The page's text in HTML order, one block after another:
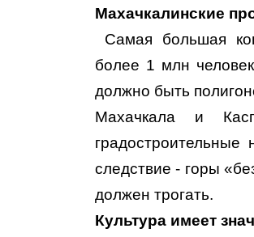
Махачкалинские
Самая большая
более 1 млн
должно быть
Махачкала и
следствие - горы
должен трогать.
Культура имеет